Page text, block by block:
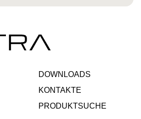
DOWNLOADS
KONTAKTE
PRODUKTSUCHE